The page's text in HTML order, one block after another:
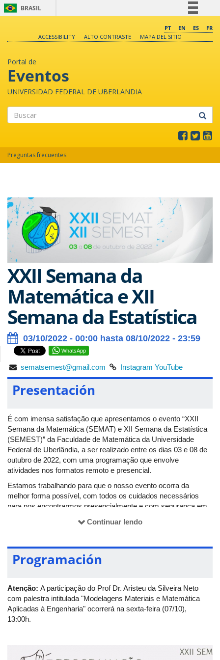
BRASIL
Comunica BR
PT EN ES
FR
ACCESSIBILITY
ALTO CONTRASTE MAPA DEL SITIO
Portal de
Eventos
UNIVERSIDAD FEDERAL DE UBERLANDIA
Preguntas frecuentes
XXII Semana da
Matemática e XII
Semana da Estatística
03/10/2022 - 00:00 hasta 08/10/2022 - 23:59
WhatsApp
sematsemest@gmail.com Instagram YouTube
Presentación
É com imensa satisfação que apresentamos o evento “XXII
Semana da Matemática (SEMAT) e XII Semana da Estatística
(SEMEST)” da Faculdade de Matemática da Universidade
Federal de Uberlândia, a ser realizado entre os dias 03 e 08 de
outubro de 2022, com uma programação que envolve
atividades nos formatos remoto e presencial.
Estamos trabalhando para que o nosso evento ocorra da
melhor forma possível, com todos os cuidados necessários
para nos encontrarmos presencialmente e com segurança em
acompanhados do famoso coffee break do evento – mas,
acesso a palestrantes e participantes sem limites geográficos e
custo-benefício que um evento nessa modalidade possibilita.
engloba alunos de graduação e de pós-graduação, professores
de Matemática do Ensino Básico, professores e pesquisadores
de áreas de ciências exatas, ou de áreas afins.
Visando atender a uma demanda cada vez maior deste público,
desenvolvidas durante o evento abrangem várias modalidades
Continuar lendo
Programación
Atenção: A participação do Prof Dr. Aristeu da Silveira Neto
com palestra intitulada "Modelagens Materiais e Matemática
Aplicadas à Engenharia" ocorrerá na sexta-feira (07/10),
13:00h.